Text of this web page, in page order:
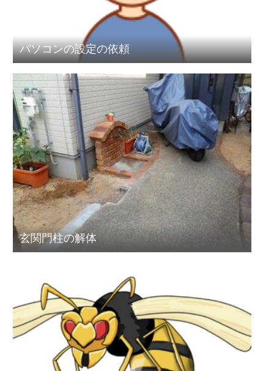
パソコンの設定の依頼
玄関門柱の解体